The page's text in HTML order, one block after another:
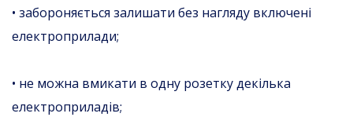
• забороняється залишати без нагляду включені
електроприлади;
• не можна вмикати в одну розетку декілька
електроприладів;